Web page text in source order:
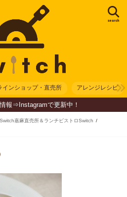
search
インショップ・直売所 アレンジレシピ
報⇒Instagramで更新中！
嘉麻直売所＆ランチビストロSwitch